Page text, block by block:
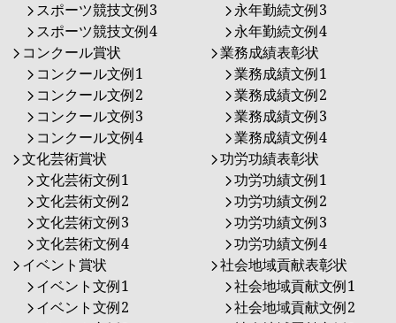
スポーツ競技文例3
スポーツ競技文例4
コンクール賞状
コンクール文例1
コンクール文例2
コンクール文例3
コンクール文例4
文化芸術賞状
文化芸術文例1
文化芸術文例2
文化芸術文例3
文化芸術文例4
イベント賞状
イベント文例1
イベント文例2
永年勤続文例3
永年勤続文例4
業務成績表彰状
業務成績文例1
業務成績文例2
業務成績文例3
業務成績文例4
功労功績表彰状
功労功績文例1
功労功績文例2
功労功績文例3
功労功績文例4
社会地域貢献表彰状
社会地域貢献文例1
社会地域貢献文例2